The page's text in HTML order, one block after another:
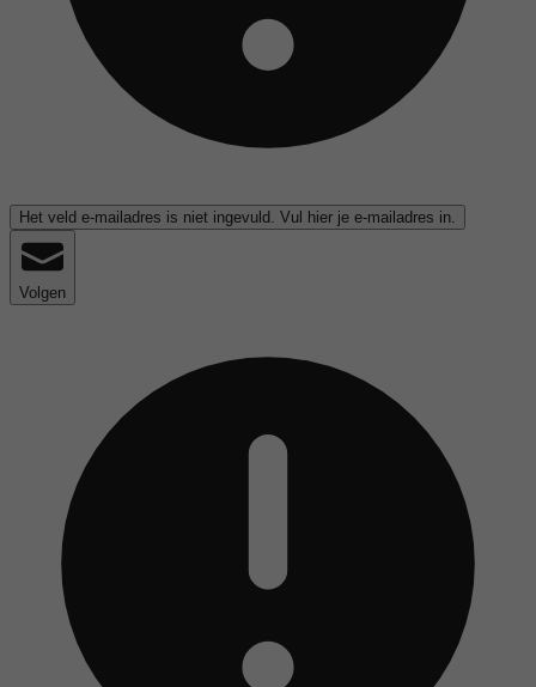
Het veld e-mailadres is niet ingevuld. Vul hier je e-mailadres in.
Volgen